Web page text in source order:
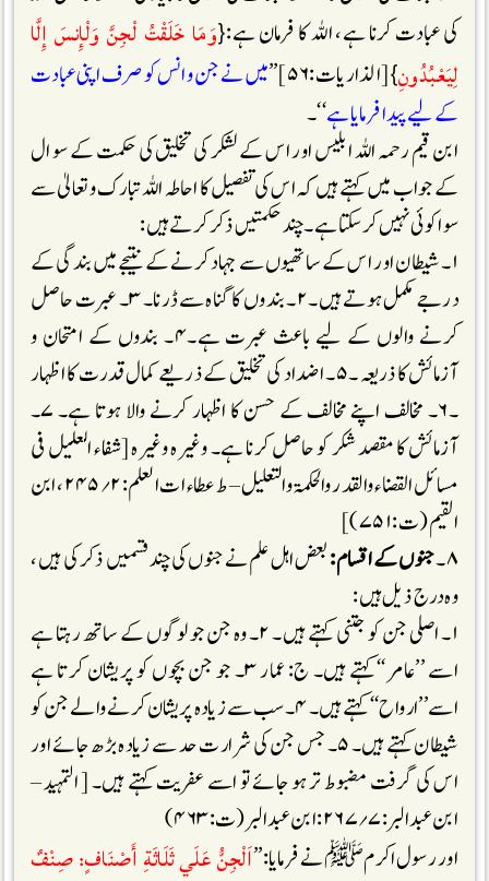
کی عبادت کرنا ہے، اللہ کا فرمان ہے:{وَمَا خَلَقْتُ لْجِنَّ وَلْإِنسَ إِلَّا
لِيَعْبُدُونِ}[الذاریات:۵۶] ’’
میں نے جن و انس کو صرف اپنی عبادت
کے لیے پیدا فرمایا ہے‘‘۔
ابن قیم رحمہ اللہ ابلیس اور اس کے لشکر کی تخلیق کی حکمت کے سوال
کے جواب میں کہتے ہیں کہ اس کی تفصیل کا احاطہ اللہ تبارک و تعالیٰ سے
سوا کوئی نہیں کرسکتا ہے ۔ چند حکمتیں ذکر کرتے ہیں:
۱۔ شیطان اور اس کے ساتھیوں سے جہاد کرنے کے نتیجے میں بندگی کے
درجے مکمل ہوتے ہیں۔۲۔ بندوں کا گناہ سے ڈرنا۔ ۳۔ عبرت حاصل
کرنے والوں کے لیے باعث عبرت ہے۔۴۔ بندوں کے امتحان و
آزمائش کا ذریعہ ۔۵۔ اضداد کی تخلیق کے ذریعے کمال قدرت کا اظہار
۔۶۔ مخالف اپنے مخالف کے حسن کا اظہار کرنے والا ہوتا ہے۔ ۷۔
آزمائش کا مقصد شکر کو حاصل کرنا ہے۔ وغیرہ وغیرہ [شفاء العلیل فی
مسائل القضاء والقدر والحکمۃ والتعلیل – ط عطاء ات العلم:۲؍۲۴۵، ابن
القیم (ت :۷۵۱)]
۸۔ جنوں کے اقسام :بعض اہل علم نے جنوں کی چند قسمیں ذکر کی ہیں ،
وہ درج ذیل ہیں:
۱۔ اصلی جن کو جتنی کہتے ہیں۔ ۲۔ وہ جن جو لوگوں کے ساتھ رہتا ہے
اسے ’’عامر‘‘کہتے ہیں۔ ج: عمار ۳۔ جو جن بچوں کو پریشان کرتا ہے
اسے’’ارواح‘‘کہتے ہیں۔ ۴۔ سب سے زیادہ پریشان کرنے والے جن کو
شیطان کہتے ہیں۔ ۵۔ جس جن کی شرارت حد سے زیادہ بڑھ جائے اور
اس کی گرفت مضبوط تر ہو جائے تو اسے عفریت کہتے ہیں۔ [ التمہید –
ابن عبد البر:۷؍۲۶۷: ابن عبد البر (ت:۴۶۳)
اور رسول اکرم ﷺ نے فرمایا:’’اَلْجِنُّ عَلَي ثَلَاثَةِ أَصْنَافٍ: صِنْفٌ